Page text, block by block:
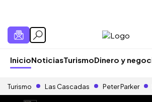
InicioNoticiasTurismoDinero y
Turismo Las Cascadas Peter Parker